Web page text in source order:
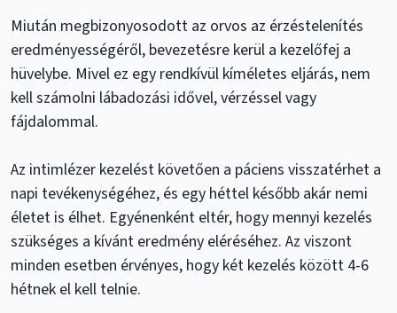
Miután megbizonyosodott az orvos az érzéstelenítés
eredményességéről, bevezetésre kerül a kezelőfej a
hüvelybe. Mivel ez egy rendkívül kíméletes eljárás, nem
kell számolni lábadozási idővel, vérzéssel vagy
fájdalommal.
Az intimlézer kezelést követően a páciens visszatérhet a
napi tevékenységéhez, és egy héttel később akár nemi
életet is élhet. Egyénenként eltér, hogy mennyi kezelés
szükséges a kívánt eredmény eléréséhez. Az viszont
minden esetben érvényes, hogy két kezelés között 4-6
hétnek el kell telnie.